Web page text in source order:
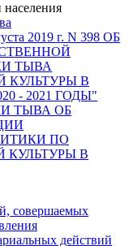
2019 г. N 398 ОБ
ТЫВА
В
- 2021 ГОДЫ"
ТЫВА ОБ
ПО
В
совершаемых
действий